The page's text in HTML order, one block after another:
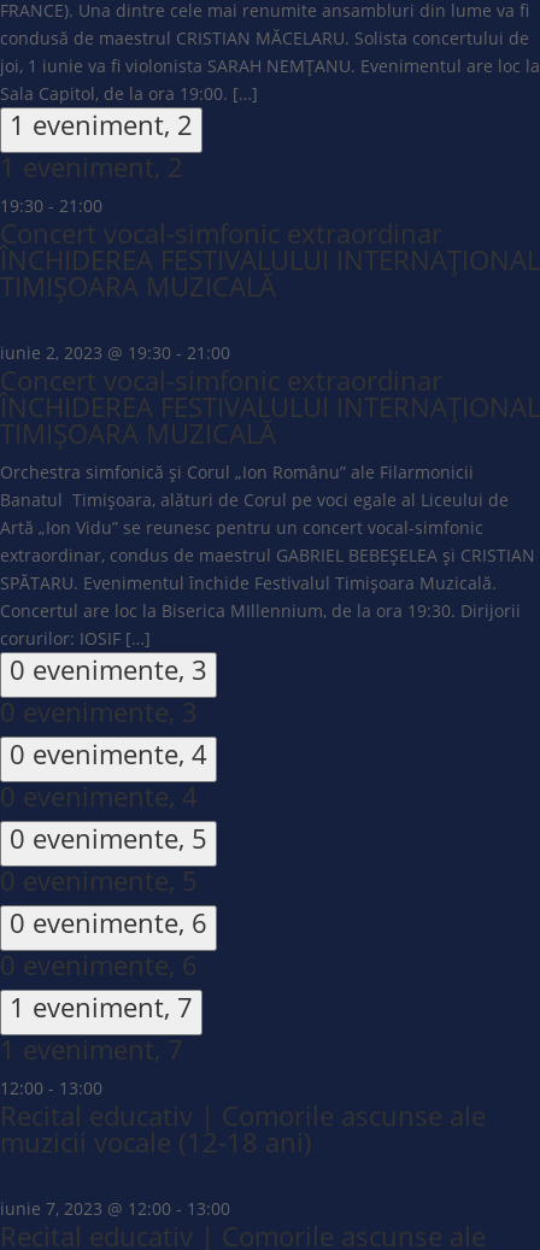
FRANCE). Una dintre cele mai renumite ansambluri din lume va fi
condusă de maestrul CRISTIAN MĂCELARU. Solista concertului de
joi, 1 iunie va fi violonista SARAH NEMȚANU. Evenimentul are loc la
Sala Capitol, de la ora 19:00. […]
1 eveniment, 2
1 eveniment, 2
19:30 - 21:00
Concert vocal-simfonic extraordinar
ÎNCHIDEREA FESTIVALULUI INTERNAȚIONAL
TIMIȘOARA MUZICALĂ
iunie 2, 2023 @ 19:30 - 21:00
Concert vocal-simfonic extraordinar
ÎNCHIDEREA FESTIVALULUI INTERNAȚIONAL
TIMIȘOARA MUZICALĂ
Orchestra simfonică și Corul „Ion Românu” ale Filarmonicii
Banatul Timișoara, alături de Corul pe voci egale al Liceului de
Artă „Ion Vidu” se reunesc pentru un concert vocal-simfonic
extraordinar, condus de maestrul GABRIEL BEBEȘELEA și CRISTIAN
SPĂTARU. Evenimentul închide Festivalul Timișoara Muzicală.
Concertul are loc la Biserica MIllennium, de la ora 19:30. Dirijorii
corurilor: IOSIF […]
0 evenimente, 3
0 evenimente, 3
0 evenimente, 4
0 evenimente, 4
0 evenimente, 5
0 evenimente, 5
0 evenimente, 6
0 evenimente, 6
1 eveniment, 7
1 eveniment, 7
12:00 - 13:00
Recital educativ | Comorile ascunse ale
muzicii vocale (12-18 ani)
iunie 7, 2023 @ 12:00 - 13:00
Recital educativ | Comorile ascunse ale